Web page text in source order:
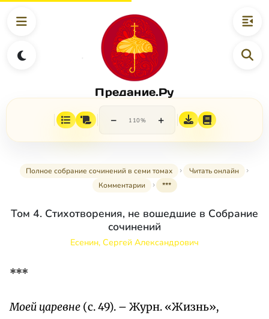
Предание.Ру
− 110% +
Полное собрание сочинений в семи томах
Читать онлайн
Комментарии
***
Том 4. Стихотворения, не вошедшие в Собрание
сочинений
Есенин, Сергей Александрович
***
Моей царевне (с. 49). – Журн. «Жизнь»,